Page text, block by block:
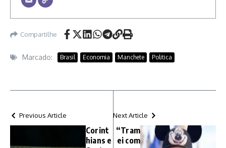
Compartilhe
Marcado: Brasil Economia Manchete Politica
Previous Article
Corint
hians e
Next Article
“Tram
ei com